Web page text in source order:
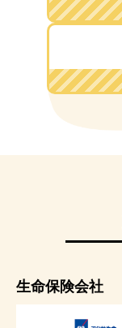
生命保険会社